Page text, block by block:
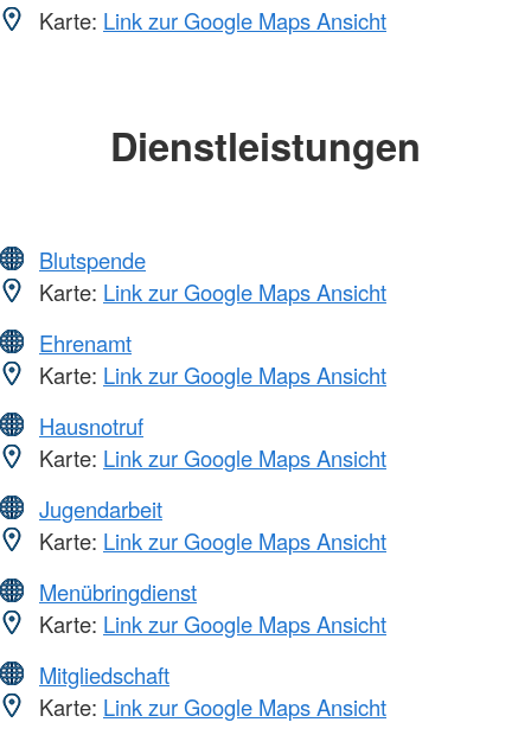
Karte: Link zur Google Maps Ansicht
Dienstleistungen
Blutspende
Karte: Link zur Google Maps Ansicht
Ehrenamt
Karte: Link zur Google Maps Ansicht
Hausnotruf
Karte: Link zur Google Maps Ansicht
Jugendarbeit
Karte: Link zur Google Maps Ansicht
Menübringdienst
Karte: Link zur Google Maps Ansicht
Mitgliedschaft
Karte: Link zur Google Maps Ansicht